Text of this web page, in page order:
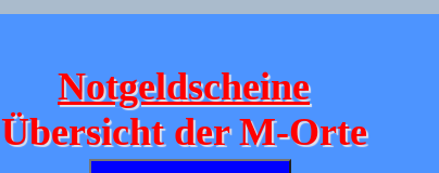
Notgeldscheine
Übersicht der M-Orte